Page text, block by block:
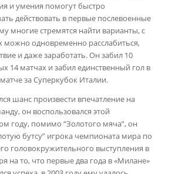
и умения помогут быстро
действовать в первые послевоенные
многие стремятся найти варианты, с
одновременно расслабиться,
и даже заработать. Он забил 10
14 матчах и забил единственный гол в
за Суперкубок Италии.
шанс произвести впечатление на
он воспользовался этой
году, помимо “Золотого мяча”, он
бутсу” игрока чемпионата мира по
головокружительного выступления в
на то, что первые два года в «Милане»